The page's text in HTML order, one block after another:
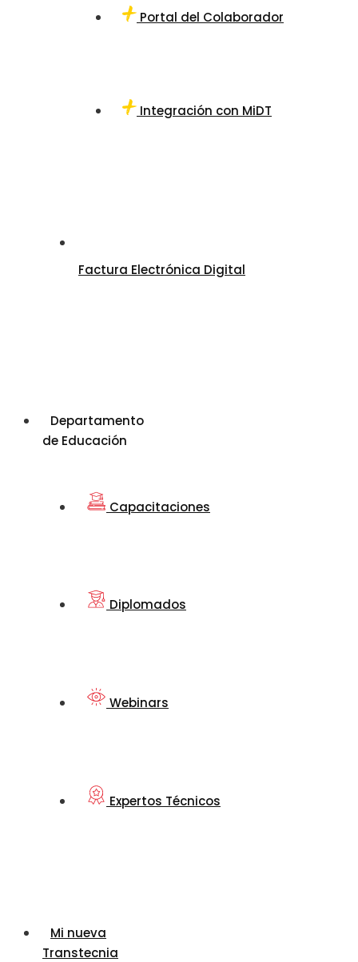
Portal del Colaborador
Integración con MiDT
Factura Electrónica Digital
Departamento
de Educación
Capacitaciones
Diplomados
Webinars
Expertos Técnicos
Mi nueva
Transtecnia